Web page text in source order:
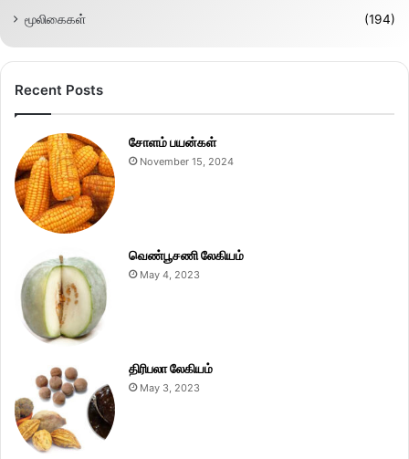
மூலிகைகள் (194)
Recent Posts
சோளம் பயன்கள்
November 15, 2024
வெண்பூசணி லேகியம்
May 4, 2023
திரிபலா லேகியம்
May 3, 2023